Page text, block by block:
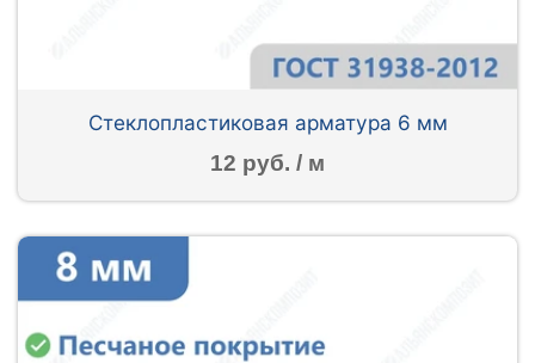
Стеклопластиковая арматура 6 мм
12 руб. / м